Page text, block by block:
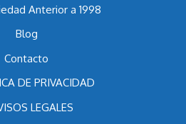
Anterior a 1998
Blog
Contacto
DE PRIVACIDAD
LEGALES